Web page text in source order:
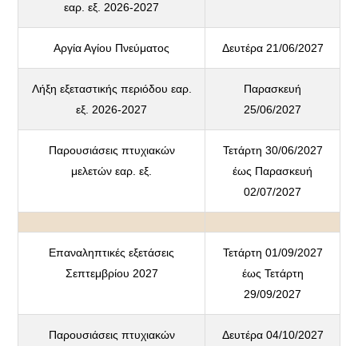
εαρ. εξ. 2026-2027
Αργία Αγίου Πνεύματος Δευτέρα 21/06/2027
Λήξη εξεταστικής περιόδου εαρ.
εξ. 2026-2027
Παρασκευή
25/06/2027
Παρουσιάσεις πτυχιακών
μελετών εαρ. εξ.
Τετάρτη 30/06/2027
έως Παρασκευή
02/07/2027
Επαναληπτικές εξετάσεις
Σεπτεμβρίου 2027
Τετάρτη 01/09/2027
έως Τετάρτη
29/09/2027
Παρουσιάσεις πτυχιακών
Δευτέρα 04/10/2027